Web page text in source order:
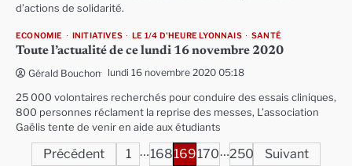
d’actions de solidarité.
ECONOMIE INITIATIVES LE 1/4 D'HEURE LYONNAIS SANTÉ
Toute l’actualité de ce lundi 16 novembre 2020
Gérald Bouchon lundi 16 novembre 2020 05:18
25 000 volontaires recherchés pour conduire des essais cliniques,
800 personnes réclament la reprise des messes, L’association
Gaëlis tente de venir en aide aux étudiants
Pagination
Précédent 1 …168169170…250 Suivant